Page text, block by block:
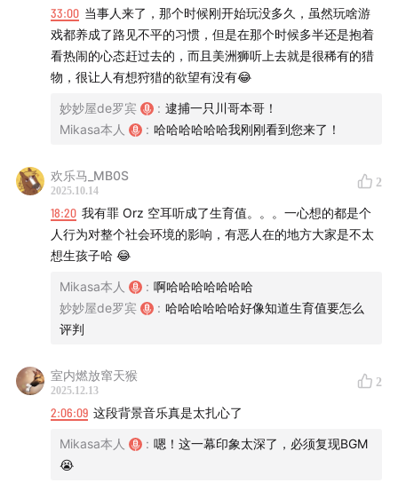
33:00 当事人来了，那个时候刚开始玩没多久，虽然玩啥游
戏都养成了路见不平的习惯，但是在那个时候多半还是抱着
看热闹的心态赶过去的，而且美洲狮听上去就是很稀有的猎
物，很让人有想狩猎的欲望有没有😂
妙妙屋de罗宾 : 逮捕一只川哥本哥！
Mikasa本人
: 哈哈哈哈哈哈我刚刚看到您来了！
欢乐马_MB0S
2025.10.14
2
18:20 我有罪 Orz 空耳听成了生育值。。。一心想的都是个
人行为对整个社会环境的影响，有恶人在的地方大家是不太
想生孩子哈 😂
Mikasa本人 : 啊哈哈哈哈哈哈哈
妙妙屋de罗宾
: 哈哈哈哈哈哈好像知道生育值要怎么
评判
室内燃放窜天猴
2025.12.13
2
2:06:09 这段背景音乐真是太扎心了
Mikasa本人 : 嗯！这一幕印象太深了，必须复现BGM
😭